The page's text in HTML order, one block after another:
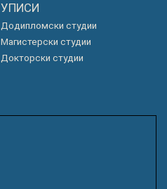
УПИСИ
Додипломски студии
Магистерски студии
Докторски студии